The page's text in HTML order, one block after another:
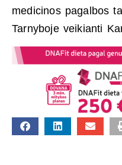
medicinos pagalbos
Tarnyboje veikianti